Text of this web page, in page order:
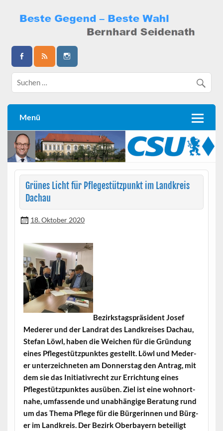
content
Bernhard Seidenath
Menü
Grünes Licht für Pflegestützpunkt im Landkreis
Dachau
18. Oktober 2020
Bezirk­stagspräsi­dent Josef
Med­er­er und der Lan­drat des Land­kreis­es Dachau,
Ste­fan Löwl, haben die Weichen für die Grün­dung
eines Pflegestützpunk­tes gestellt. Löwl und Med­er­
er unterze­ich­neten am Don­ner­stag den Antrag, mit
dem sie das Ini­tia­tivrecht zur Errich­tung eines
Pflegestützpunk­tes ausüben. Ziel ist eine wohnort­
na­he, umfassende und unab­hängige Beratung rund
um das The­ma Pflege für die Bürg­erin­nen und Bürg­
er im Land­kreis. Der Bezirk Ober­bay­ern beteiligt